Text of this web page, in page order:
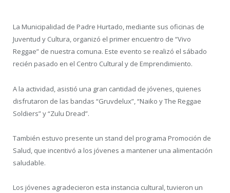
La Municipalidad de Padre Hurtado, mediante sus oficinas de
Juventud y Cultura, organizó el primer encuentro de “Vivo
Reggae” de nuestra comuna. Este evento se realizó el sábado
recién pasado en el Centro Cultural y de Emprendimiento.
A la actividad, asistió una gran cantidad de jóvenes, quienes
disfrutaron de las bandas “Gruvdelux”, “Naiko y The Reggae
Soldiers” y “Zulu Dread”.
También estuvo presente un stand del programa Promoción de
Salud, que incentivó a los jóvenes a mantener una alimentación
saludable.
Los jóvenes agradecieron esta instancia cultural, tuvieron un